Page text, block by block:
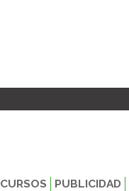
CURSOS PUBLICIDAD